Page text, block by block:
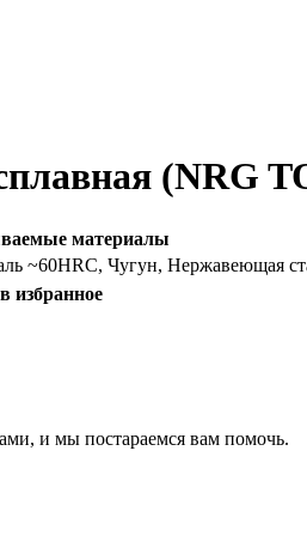
(NRG
материалы
~60HRC, Чугун, Нержавеющая
избранное
и мы постараемся вам помочь.